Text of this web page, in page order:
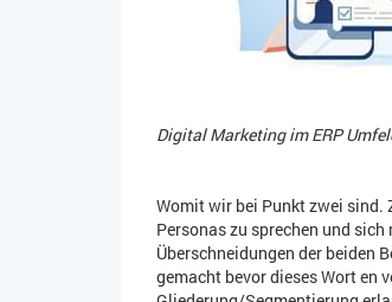
Digital Marketing im ERP
Womit wir bei Punkt zwei sind.
Personas zu sprechen und
Überschneidungen der beiden
gemacht bevor dieses Wort en